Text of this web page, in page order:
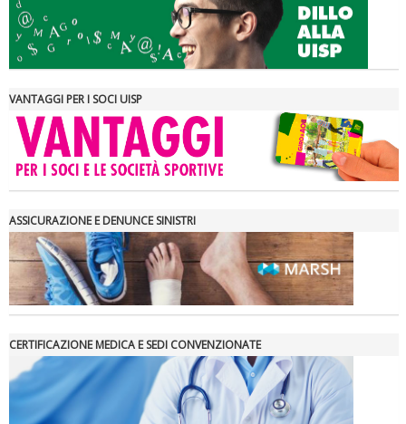
VANTAGGI PER I SOCI UISP
ASSICURAZIONE E DENUNCE SINISTRI
CERTIFICAZIONE MEDICA E SEDI CONVENZIONATE